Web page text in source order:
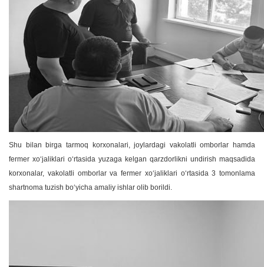
Shu bilan birga tarmoq korxonalari, joylardagi vakolatli omborlar hamda
fermer xoʻjaliklari oʻrtasida yuzaga kelgan qarzdorlikni undirish maqsadida
korxonalar, vakolatli omborlar va fermer xoʻjaliklari oʻrtasida 3 tomonlama
shartnoma tuzish boʻyicha amaliy ishlar olib borildi.